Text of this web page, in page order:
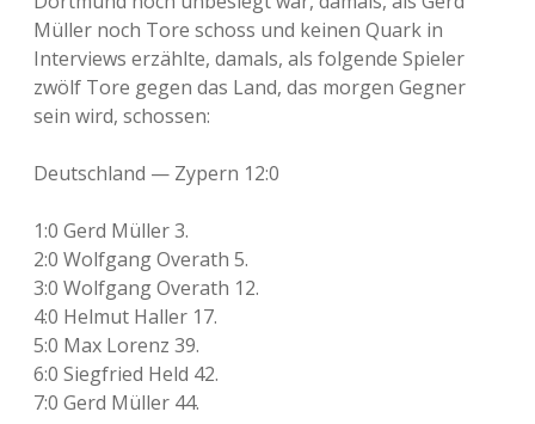
Müller noch Tore schoss und keinen Quark in
Interviews erzählte, damals, als folgende Spieler
zwölf Tore gegen das Land, das morgen Gegner
sein wird, schossen:
Deutschland — Zypern 12:0
1:0 Gerd Müller 3.
2:0 Wolfgang Overath 5.
3:0 Wolfgang Overath 12.
4:0 Helmut Haller 17.
5:0 Max Lorenz 39.
6:0 Siegfried Held 42.
7:0 Gerd Müller 44.